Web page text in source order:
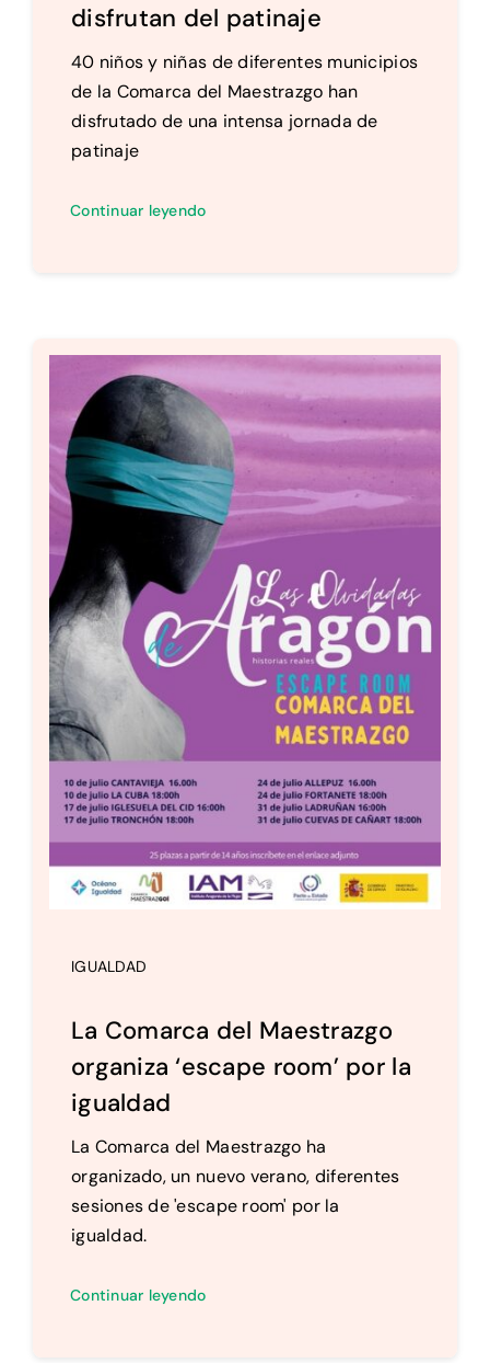
disfrutan del patinaje
40 niños y niñas de diferentes municipios
de la Comarca del Maestrazgo han
disfrutado de una intensa jornada de
patinaje
Continuar leyendo
IGUALDAD
La Comarca del Maestrazgo
organiza ‘escape room’ por la
igualdad
La Comarca del Maestrazgo ha
organizado, un nuevo verano, diferentes
sesiones de 'escape room' por la
igualdad.
Continuar leyendo